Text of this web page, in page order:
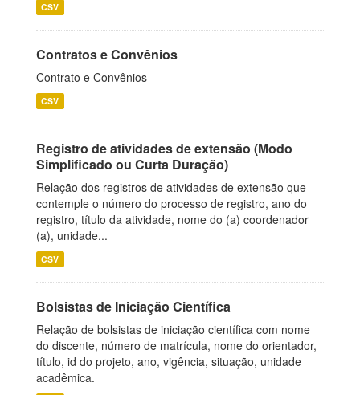
CSV
Contratos e Convênios
Contrato e Convênios
CSV
Registro de atividades de extensão (Modo
Simplificado ou Curta Duração)
Relação dos registros de atividades de extensão que
contemple o número do processo de registro, ano do
registro, título da atividade, nome do (a) coordenador
(a), unidade...
CSV
Bolsistas de Iniciação Científica
Relação de bolsistas de iniciação científica com nome
do discente, número de matrícula, nome do orientador,
título, id do projeto, ano, vigência, situação, unidade
acadêmica.